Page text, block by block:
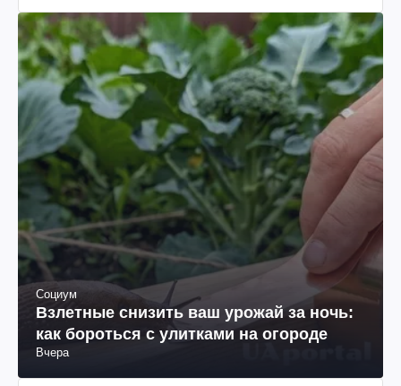
Социум
Взлетные снизить ваш урожай за ночь:
как бороться с улитками на огороде
Вчера